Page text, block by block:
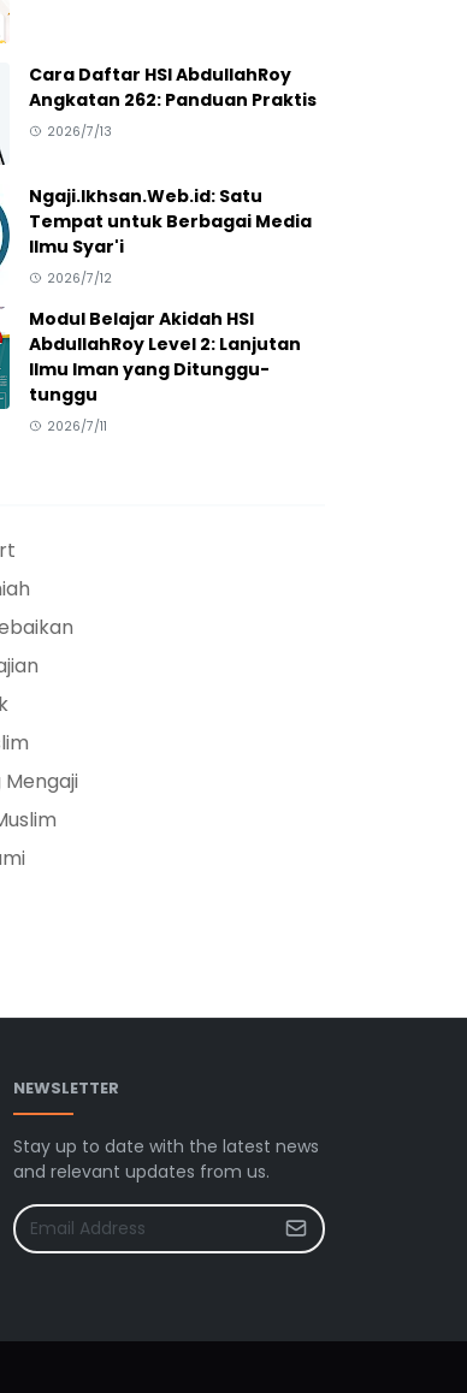
Cara Daftar HSI AbdullahRoy
Angkatan 262: Panduan Praktis
2026/7/13
Ngaji.Ikhsan.Web.id: Satu
Tempat untuk Berbagai Media
Ilmu Syar'i
2026/7/12
Modul Belajar Akidah HSI
AbdullahRoy Level 2: Lanjutan
Ilmu Iman yang Ditunggu-
tunggu
2026/7/11
NEWSLETTER
Stay up to date with the latest news
and relevant updates from us.